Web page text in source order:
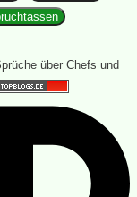
über Chefs und